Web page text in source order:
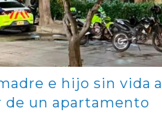
e hijo sin vida al
de un apartamento